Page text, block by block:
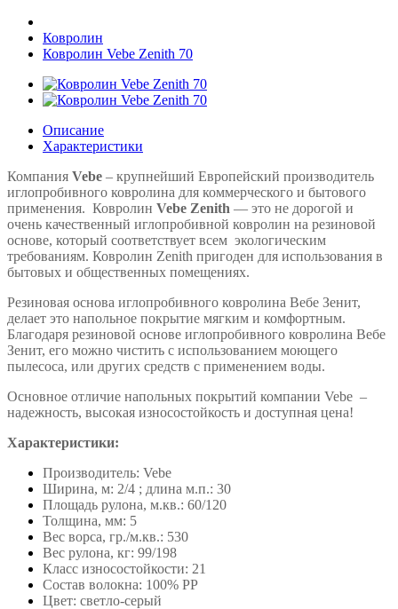
Ковролин
Ковролин Vebe Zenith 70
Описание
Характеристики
Компания Vebe – крупнейший Европейский производитель
иглопробивного ковролина для коммерческого и бытового
применения. Ковролин Vebe Zenith — это не дорогой и
очень качественный иглопробивной ковролин на резиновой
основе, который соответствует всем экологическим
требованиям. Ковролин Zenith пригоден для использования в
бытовых и общественных помещениях.
Резиновая основа иглопробивного ковролина Вебе Зенит,
делает это напольное покрытие мягким и комфортным.
Благодаря резиновой основе иглопробивного ковролина Вебе
Зенит, его можно чистить с использованием моющего
пылесоса, или других средств с применением воды.
Основное отличие напольных покрытий компании Vebe –
надежность, высокая износостойкость и доступная цена!
Характеристики:
Производитель: Vebe
Ширина, м: 2/4 ; длина м.п.: 30
Площадь рулона, м.кв.: 60/120
Толщина, мм: 5
Вес ворса, гр./м.кв.: 530
Вес рулона, кг: 99/198
Класс износостойкости: 21
Состав волокна: 100% PP
Цвет: светло-серый